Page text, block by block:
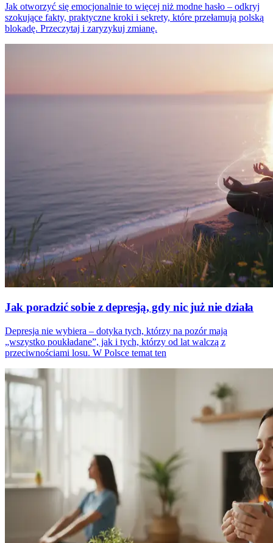
Jak otworzyć się emocjonalnie to więcej niż modne hasło – odkryj
szokujące fakty, praktyczne kroki i sekrety, które przełamują polską
blokadę. Przeczytaj i zaryzykuj zmianę.
Jak poradzić sobie z depresją, gdy nic już nie działa
Depresja nie wybiera – dotyka tych, którzy na pozór mają
„wszystko poukładane”, jak i tych, którzy od lat walczą z
przeciwnościami losu. W Polsce temat ten